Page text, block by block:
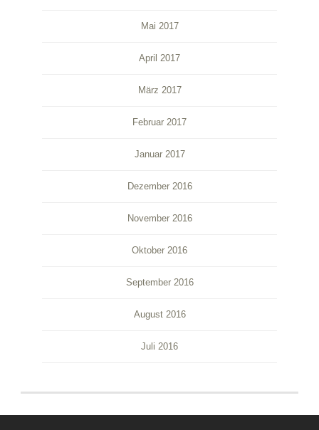
Mai 2017
April 2017
März 2017
Februar 2017
Januar 2017
Dezember 2016
November 2016
Oktober 2016
September 2016
August 2016
Juli 2016